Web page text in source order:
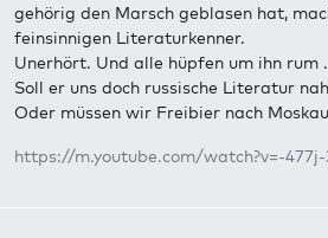
gehörig den Marsch geblasen hat,
feinsinnigen Literaturkenner.
Unerhört. Und alle hüpfen um ihn rum .
Soll er uns doch russische Literatur
Oder müssen wir Freibier nach
https://m.youtube.com/watch?v=-